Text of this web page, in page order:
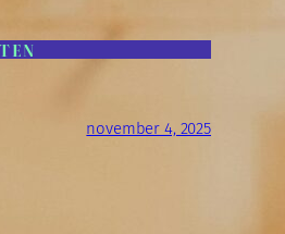
november 4, 2025